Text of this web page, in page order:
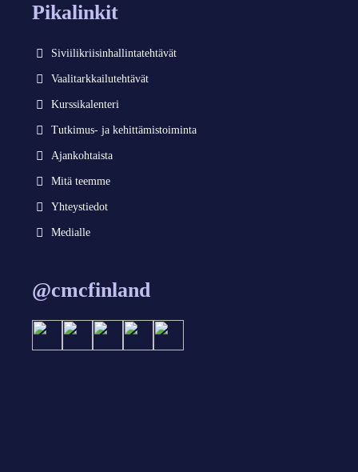
Pikalinkit
Siviilikriisinhallintatehtävät
Vaalitarkkailutehtävät
Kurssikalenteri
Tutkimus- ja kehittämistoiminta
Ajankohtaista
Mitä teemme
Yhteystiedot
Medialle
@cmcfinland